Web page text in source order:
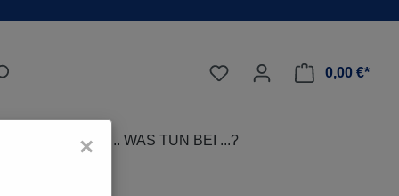
0,00 €*
×
TIPPS ... WAS TUN BEI ...?